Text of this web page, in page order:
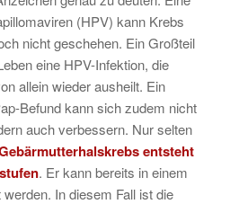
(HPV) kann Krebs
nicht geschehen. Ein Großteil
eine HPV-Infektion, die
allein wieder ausheilt. Ein
Befund kann sich zudem nicht
auch verbessern. Nur selten
entsteht
. Er kann bereits in einem
In diesem Fall ist die